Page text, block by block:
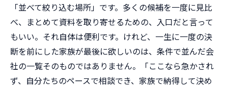
「並べて絞り込む場所」です。多くの候補を一度に見比
べ、まとめて資料を取り寄せるための、入口だと言って
もいい。それ自体は便利です。けれど、一生に一度の決
断を前にした家族が最後に欲しいのは、条件で並んだ会
社の一覧そのものではありません。「ここなら急かされ
ず、自分たちのペースで相談でき、家族で納得して決め